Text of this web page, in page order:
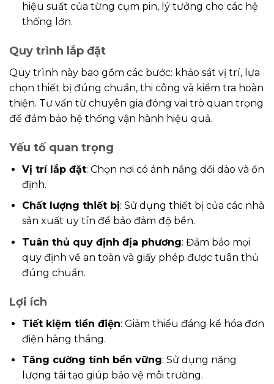
hiệu suất của từng cụm pin, lý tưởng cho các hệ
thống lớn.
Quy trình lắp đặt
Quy trình này bao gồm các bước: khảo sát vị trí, lựa
chọn thiết bị đúng chuẩn, thi công và kiểm tra hoàn
thiện. Tư vấn từ chuyên gia đóng vai trò quan trọng
để đảm bảo hệ thống vận hành hiệu quả.
Yếu tố quan trọng
Vị trí lắp đặt: Chọn nơi có ánh nắng dồi dào và ổn
định.
Chất lượng thiết bị: Sử dụng thiết bị của các nhà
sản xuất uy tín để bảo đảm độ bền.
Tuân thủ quy định địa phương: Đảm bảo mọi
quy định về an toàn và giấy phép được tuân thủ
đúng chuẩn.
Lợi ích
Tiết kiệm tiền điện: Giảm thiểu đáng kể hóa đơn
điện hàng tháng.
Tăng cường tính bền vững: Sử dụng năng
lượng tái tạo giúp bảo vệ môi trường.